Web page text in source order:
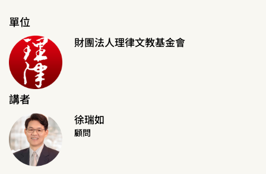
單位
財團法人理律文教基金會
講者
徐瑞如
顧問